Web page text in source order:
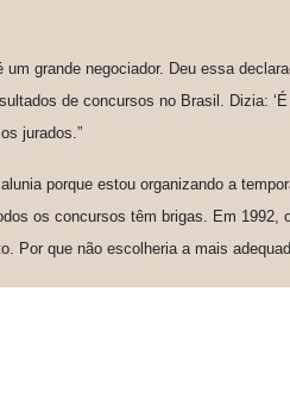
grande negociador. Deu essa
de concursos no Brasil. Dizia: ‘É
jurados.”
porque estou organizando a
os concursos têm brigas. Em 1992,
Por que não escolheria a mais